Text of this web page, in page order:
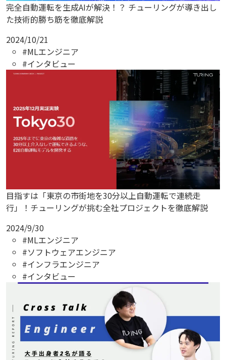
完全自動運転を生成AIが解決！？ チューリングが導き出し
た技術的勝ち筋を徹底解説
2024/10/21
#MLエンジニア
#インタビュー
目指すは「東京の市街地を30分以上自動運転で連続走
行」！チューリングが挑む全社プロジェクトを徹底解説
2024/9/30
#MLエンジニア
#ソフトウェアエンジニア
#インフラエンジニア
#インタビュー